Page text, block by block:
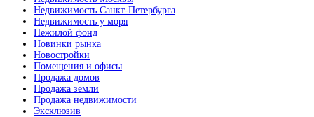
Недвижимость Санкт-Петербурга
Недвижимость у моря
Нежилой фонд
Новинки рынка
Новостройки
Помещения и офисы
Продажа домов
Продажа земли
Продажа недвижимости
Эксклюзив